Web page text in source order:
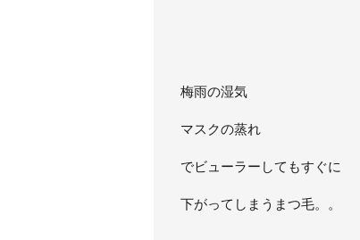
梅雨の湿気
マスクの蒸れ
でビューラーしてもすぐに
下がってしまうまつ毛。。